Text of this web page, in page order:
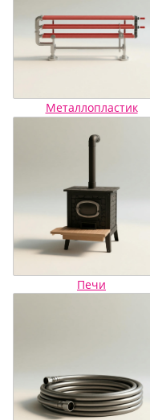
Металлопластик
Печи